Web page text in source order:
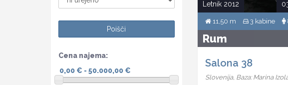
Letnik 2012
11,50 m 3 kabine
Rum
Salona 38
Slovenija, Baza: Marina
Cena najema: